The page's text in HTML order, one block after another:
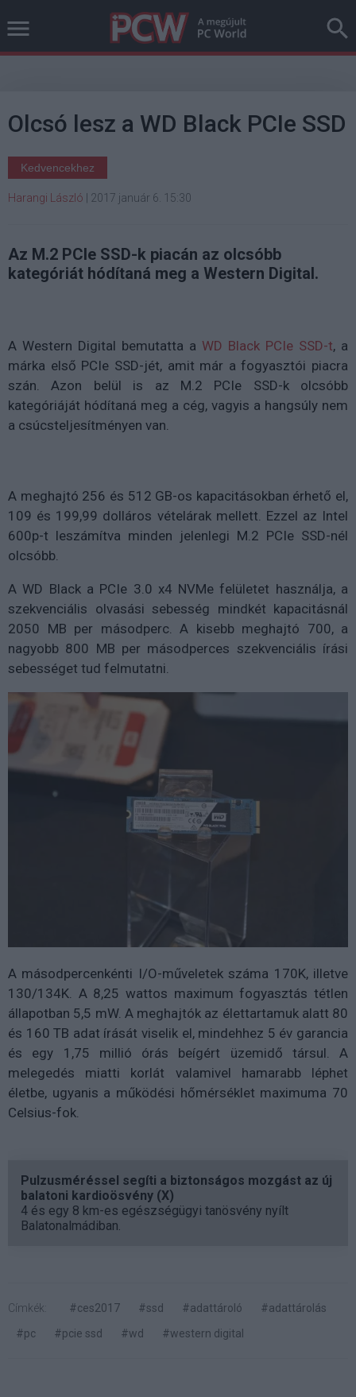
Olcsó lesz a WD Black PCIe SSD
Kedvencekhez
Harangi László 2017 január 6. 15:30
Az M.2 PCIe SSD-k piacán az olcsóbb
kategóriát hódítaná meg a Western Digital.
A Western Digital bemutatta a WD Black PCIe SSD-t, a
márka első PCIe SSD-jét, amit már a fogyasztói piacra
szán. Azon belül is az M.2 PCIe SSD-k olcsóbb
kategóriáját hódítaná meg a cég, vagyis a hangsúly nem
a csúcsteljesítményen van.
A meghajtó 256 és 512 GB-os kapacitásokban érhető el,
109 és 199,99 dolláros vételárak mellett. Ezzel az Intel
600p-t leszámítva minden jelenlegi M.2 PCIe SSD-nél
olcsóbb.
A WD Black a PCIe 3.0 x4 NVMe felületet használja, a
szekvenciális olvasási sebesség mindkét kapacitásnál
2050 MB per másodperc. A kisebb meghajtó 700, a
nagyobb 800 MB per másodperces szekvenciális írási
sebességet tud felmutatni.
A másodpercenkénti I/O-műveletek száma 170K, illetve
130/134K. A 8,25 wattos maximum fogyasztás tétlen
állapotban 5,5 mW. A meghajtók az élettartamuk alatt 80
és 160 TB adat írását viselik el, mindehhez 5 év garancia
és egy 1,75 millió órás beígért üzemidő társul. A
melegedés miatti korlát valamivel hamarabb léphet
életbe, ugyanis a működési hőmérséklet maximuma 70
Celsius-fok.
Pulzusméréssel segíti a biztonságos mozgást az új
balatoni kardioösvény (X)
4 és egy 8 km-es egészségügyi tanösvény nyílt
Balatonalmádiban.
Címkék: #ces2017 #ssd #adattároló
#adattárolás
#pc
#pcie ssd #wd #western digital